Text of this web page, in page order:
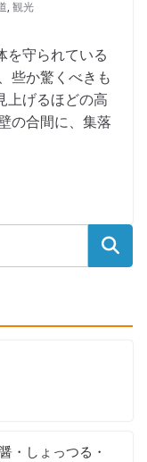
, 観光
を守られている
些か驚くべきも
上げるほどの高
の合間に、集落
・しょっつる・